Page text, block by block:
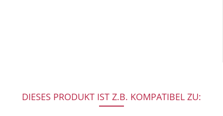
DIESES PRODUKT IST Z.B. KOMPATIBEL ZU: